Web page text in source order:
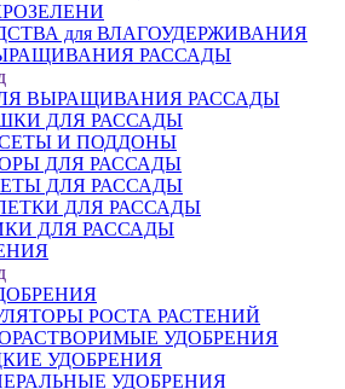
для ВЛАГОУДЕРЖИВАНИЯ
РАССАДЫ
ВЫРАЩИВАНИЯ РАССАДЫ
ДЛЯ РАССАДЫ
И ПОДДОНЫ
ДЛЯ РАССАДЫ
ДЛЯ РАССАДЫ
ДЛЯ РАССАДЫ
ДЛЯ РАССАДЫ
РОСТА РАСТЕНИЙ
УДОБРЕНИЯ
УДОБРЕНИЯ
УДОБРЕНИЯ